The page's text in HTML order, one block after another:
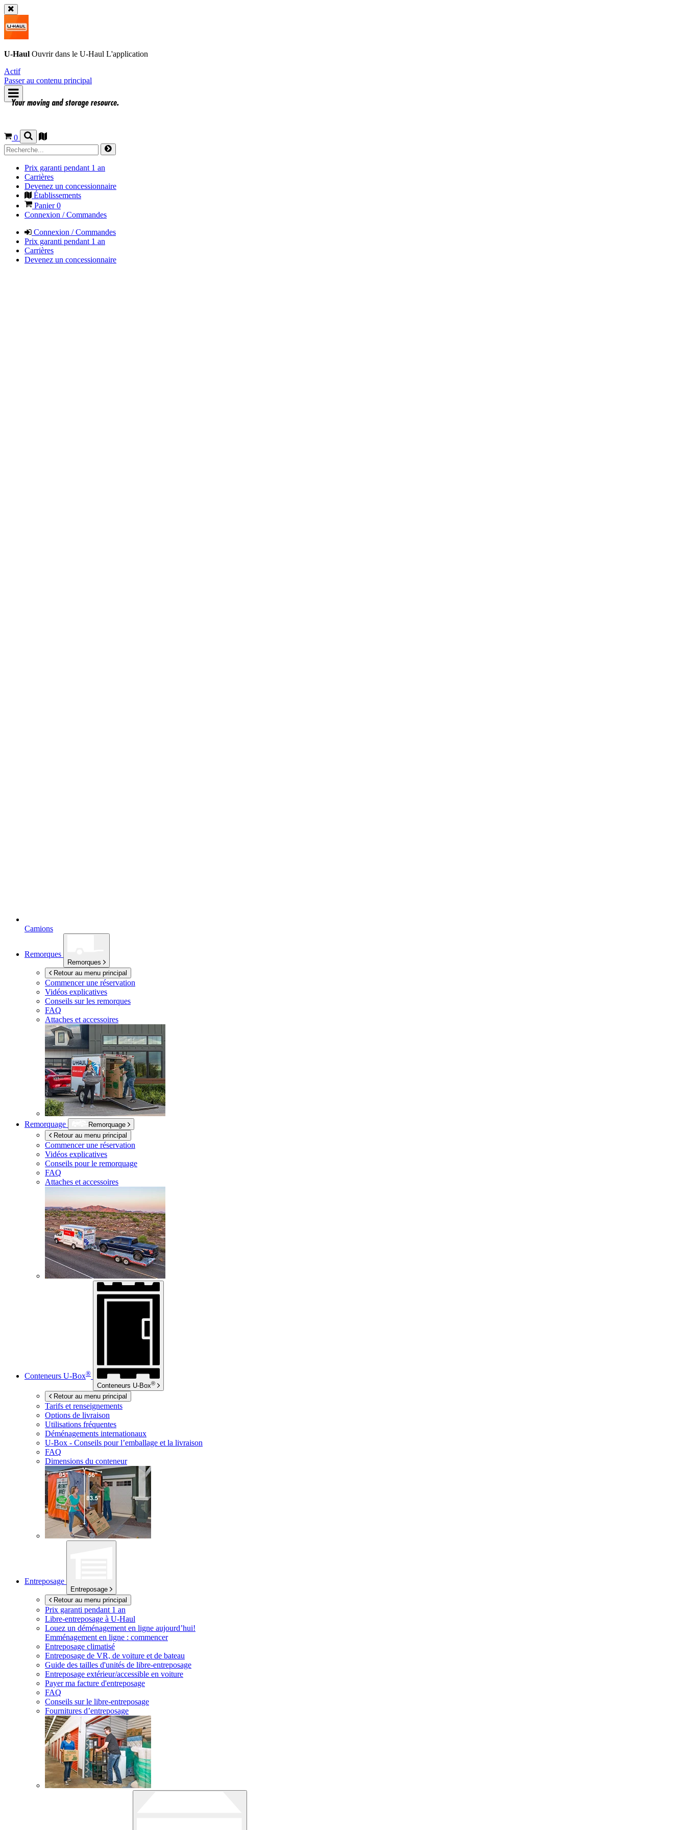
U-Haul Ouvrir dans le U-Haul L'application
Actif
Passer au contenu principal
0
Prix garanti pendant 1 an
Carrières
Devenez un concessionnaire
Établissements
Panier0
Connexion / Commandes
Connexion / Commandes
Prix garanti pendant 1 an
Carrières
Devenez un concessionnaire
Camions
Remorques
Remorques
Retour au menu principal
Commencer une réservation
Vidéos explicatives
Conseils sur les remorques
FAQ
Attaches et accessoires
Remorquage
Remorquage
Retour au menu principal
Commencer une réservation
Vidéos explicatives
Conseils pour le remorquage
FAQ
Attaches et accessoires
Conteneurs U-Box®
Conteneurs U-Box®
Retour au menu principal
Tarifs et renseignements
Options de livraison
Utilisations fréquentes
Déménagements internationaux
U-Box - Conseils pour l’emballage et la livraison
FAQ
Dimensions du conteneur
Entreposage
Entreposage
Retour au menu principal
Prix garanti pendant 1 an
Libre-entreposage à U-Haul
Louez un déménagement en ligne aujourd’hui!
Emménagement en ligne : commencer
Entreposage climatisé
Entreposage de VR, de voiture et de bateau
Guide des tailles d'unités de libre-entreposage
Entreposage extérieur/accessible en voiture
Payer ma facture d'entreposage
FAQ
Conseils sur le libre-entreposage
Fournitures d’entreposage